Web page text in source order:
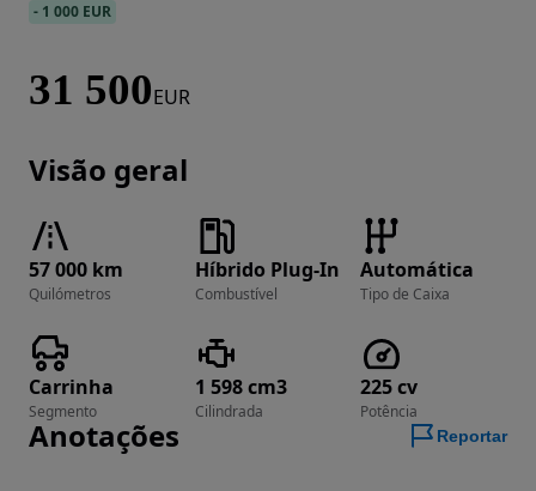
- 1 000 EUR
31 500EUR
Visão geral
57 000 km
Quilómetros
Híbrido Plug-In
Combustível
Automática
Tipo de Caixa
Carrinha
Segmento
1 598 cm3
Cilindrada
225 cv
Potência
Anotações Reportar